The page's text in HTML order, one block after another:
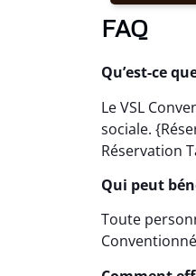
FAQ
Qu’est-ce
Le VSL
sociale.
Réservation
Qui peut
Toute